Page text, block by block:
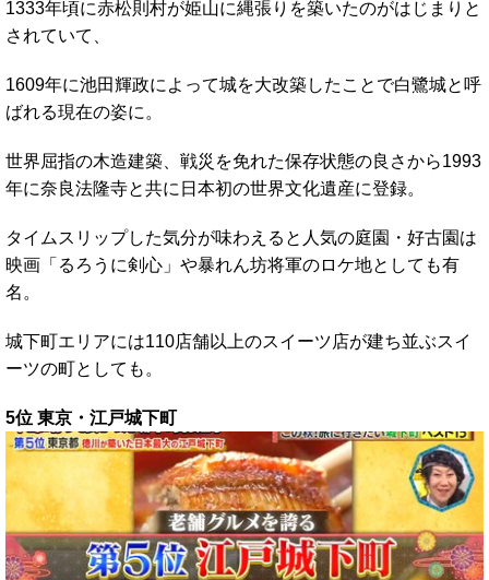
1333年頃に赤松則村が姫山に縄張りを築いたのがはじまりと
されていて、
1609年に池田輝政によって城を大改築したことで白鷺城と呼
ばれる現在の姿に。
世界屈指の木造建築、戦災を免れた保存状態の良さから1993
年に奈良法隆寺と共に日本初の世界文化遺産に登録。
タイムスリップした気分が味わえると人気の庭園・好古園は
映画「るろうに剣心」や暴れん坊将軍のロケ地としても有
名。
城下町エリアには110店舗以上のスイーツ店が建ち並ぶスイ
ーツの町としても。
5位 東京・江戸城下町